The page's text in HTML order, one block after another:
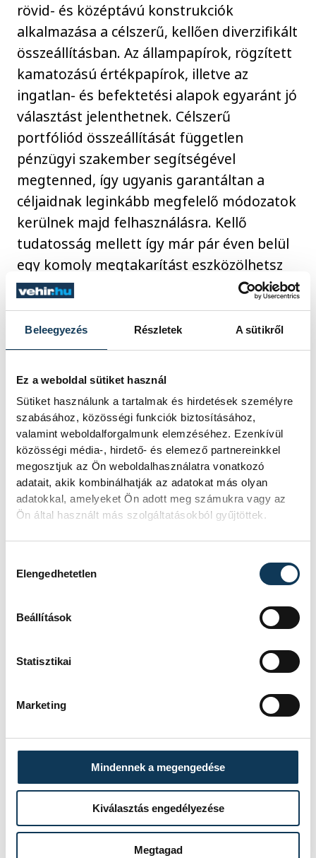
Beleegyezés Részletek A sütikről
Ez a weboldal sütiket használ
Sütiket használunk a tartalmak és hirdetések személyre
szabásához, közösségi funkciók biztosításához,
valamint weboldalforgalmunk elemzéséhez. Ezenkívül
közösségi média-, hirdető- és elemező partnereinkkel
megosztjuk az Ön weboldalhasználatra vonatkozó
adatait, akik kombinálhatják az adatokat más olyan
adatokkal, amelyeket Ön adott meg számukra vagy az
Ön által használt más szolgáltatásokból gyűjtöttek.
Elengedhetetlen
Beállítások
Statisztikai
Marketing
Mindennek a megengedése
Kiválasztás engedélyezése
Megtagad
rövid- és középtávú konstrukciók
alkalmazása a célszerű, kellően diverzifikált
összeállításban. Az állampapírok, rögzített
kamatozású értékpapírok, illetve az
ingatlan- és befektetési alapok egyaránt jó
választást jelenthetnek. Célszerű
portfóliód összeállítását független
pénzügyi szakember segítségével
megtenned, így ugyanis garantáltan a
céljaidnak leginkább megfelelő módozatok
kerülnek majd felhasználásra. Kellő
tudatosság mellett így már pár éven belül
egy komoly megtakarítást eszközölhetsz
és ekkor következhet egy olyan kölcsön
kiválasztása, amely minden szempontból
előnyös számodra. Az újfogyasztóbarát
lakáshitelerre kifejezetten jó példa. Itt
hosszú távra rögzített kamatokkal
találkozhatsz, maximalizált költségek és
hitelbírálati idő mellett. Ugyanakkor egy
ilyen lakáshitel esetében is találkozhatsz
radikális különbségekkel az egyes
szolgáltatók ajánlatait vizsgálva. Ezért is
fontos, hogy ezeket a döntéseket mindig
profi szakemberek tanácsai alapján hozd
meg.